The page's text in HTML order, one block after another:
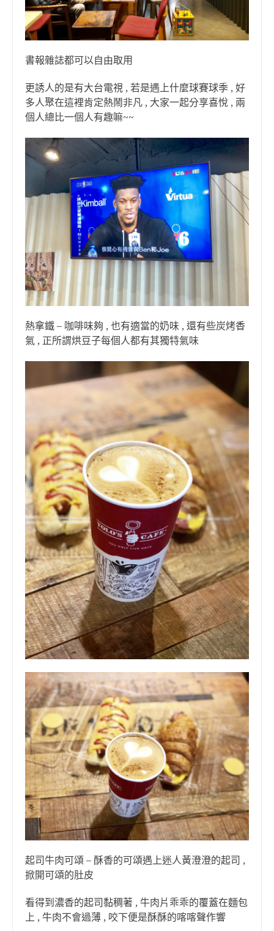
書報雜誌都可以自由取用
更誘人的是有大台電視 , 若是遇上什麼球賽球季 , 好
多人聚在這裡肯定熱鬧非凡 , 大家一起分享喜悅 , 兩
個人總比一個人有趣嘛~~
熱拿鐵 – 咖啡味夠 , 也有適當的奶味 , 還有些炭烤香
氣 , 正所謂烘豆子每個人都有其獨特氣味
起司牛肉可頌 – 酥香的可頌遇上迷人黃澄澄的起司 ,
掀開可頌的肚皮
看得到濃香的起司黏稠著 , 牛肉片乖乖的覆蓋在麵包
上 , 牛肉不會過薄 , 咬下便是酥酥的喀喀聲作響